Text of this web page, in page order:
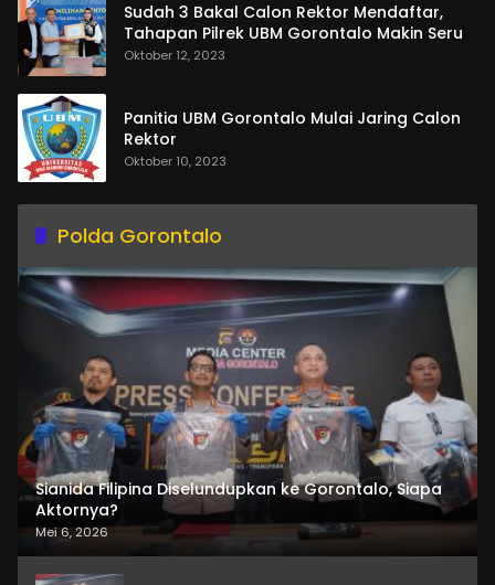
Sudah 3 Bakal Calon Rektor Mendaftar,
Tahapan Pilrek UBM Gorontalo Makin Seru
Oktober 12, 2023
Panitia UBM Gorontalo Mulai Jaring Calon
Rektor
Oktober 10, 2023
Polda Gorontalo
Sianida Filipina Diselundupkan ke Gorontalo, Siapa
Aktornya?
Mei 6, 2026